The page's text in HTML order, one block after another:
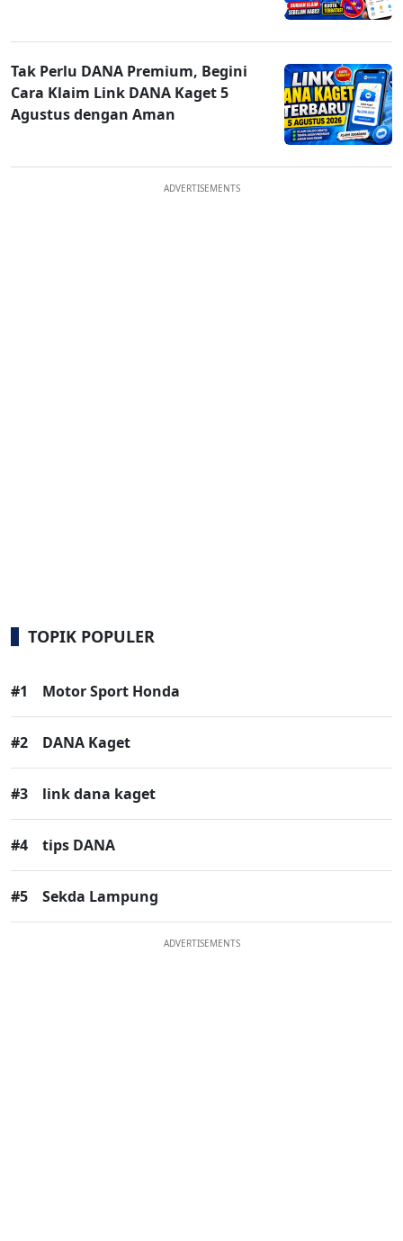
Tak Perlu DANA Premium, Begini
Cara Klaim Link DANA Kaget 5
Agustus dengan Aman
ADVERTISEMENTS
TOPIK POPULER
#1 Motor Sport Honda
#2 DANA Kaget
#3 link dana kaget
#4 tips DANA
#5 Sekda Lampung
ADVERTISEMENTS